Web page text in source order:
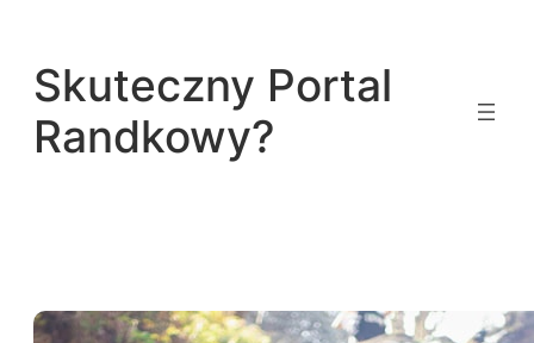
treści
Skuteczny Portal
Randkowy?